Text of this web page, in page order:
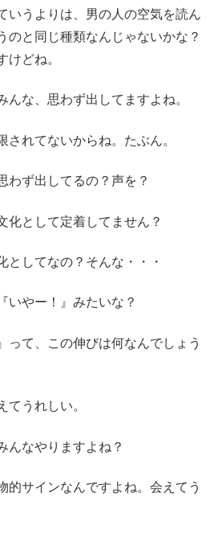
いうよりは、男の人の空気を読ん
のと同じ種類なんじゃないかな？
けどね。
んな、思わず出してますよね。
されてないからね。たぶん。
わず出してるの？声を？
化として定着してません？
としてなの？そんな・・・
いやー！』みたいな？
って、この伸びは何なんでしょう
てうれしい。
んなやりますよね？
的サインなんですよね。会えてう